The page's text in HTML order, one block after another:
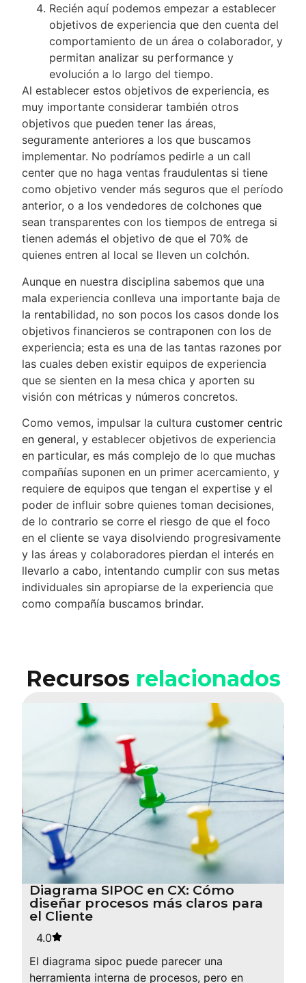
Recién aquí podemos empezar a establecer
objetivos de experiencia que den cuenta del
comportamiento de un área o colaborador, y
permitan analizar su performance y
evolución a lo largo del tiempo.
Al establecer estos objetivos de experiencia, es
muy importante considerar también otros
objetivos que pueden tener las áreas,
seguramente anteriores a los que buscamos
implementar. No podríamos pedirle a un call
center que no haga ventas fraudulentas si tiene
como objetivo vender más seguros que el período
anterior, o a los vendedores de colchones que
sean transparentes con los tiempos de entrega si
tienen además el objetivo de que el 70% de
quienes entren al local se lleven un colchón.
Aunque en nuestra disciplina sabemos que una
mala experiencia conlleva una importante baja de
la rentabilidad, no son pocos los casos donde los
objetivos financieros se contraponen con los de
experiencia; esta es una de las tantas razones por
las cuales deben existir equipos de experiencia
que se sienten en la mesa chica y aporten su
visión con métricas y números concretos.
Como vemos, impulsar la cultura customer centric
en general, y establecer objetivos de experiencia
en particular, es más complejo de lo que muchas
compañías suponen en un primer acercamiento, y
requiere de equipos que tengan el expertise y el
poder de influir sobre quienes toman decisiones,
de lo contrario se corre el riesgo de que el foco
en el cliente se vaya disolviendo progresivamente
y las áreas y colaboradores pierdan el interés en
llevarlo a cabo, intentando cumplir con sus metas
individuales sin apropiarse de la experiencia que
como compañía buscamos brindar.
Recursos relacionados
Diagrama SIPOC en CX: Cómo
diseñar procesos más claros para
el Cliente
4.0
El diagrama sipoc puede parecer una
herramienta interna de procesos, pero en